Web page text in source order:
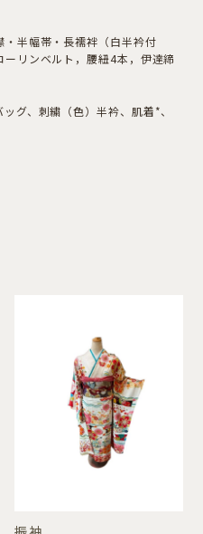
半幅帯・長襦袢（白半衿付
リンベルト，腰紐4本，伊達締
グ、刺繍（色）半衿、肌着*、